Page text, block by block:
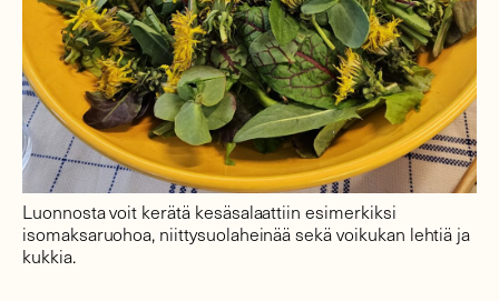
Luonnosta voit kerätä kesäsalaattiin esimerkiksi
isomaksaruohoa, niittysuolaheinää sekä voikukan lehtiä ja
kukkia.